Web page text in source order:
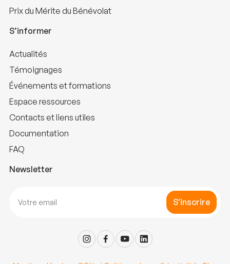
Prix du Mérite du Bénévolat
S’informer
Actualités
Témoignages
Événements et formations
Espace ressources
Contacts et liens utiles
Documentation
FAQ
Newsletter
S'inscrire